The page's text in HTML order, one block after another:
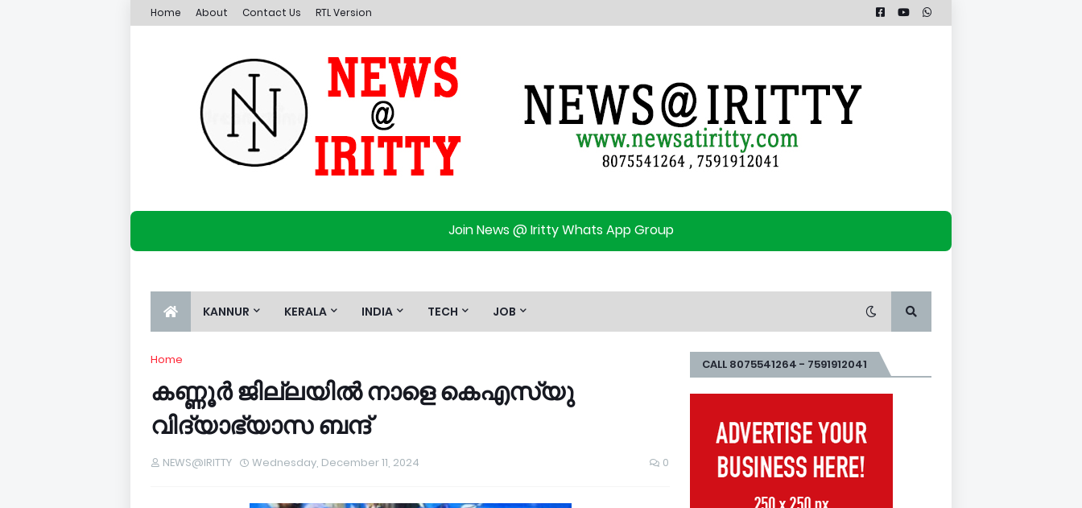
Home About Contact Us RTL Version
Join News @ Iritty Whats App Group
KANNUR KERALA INDIA TECH JOB
Home
കണ്ണൂർ ജില്ലയിൽ നാളെ കെഎസ്‌യു
വിദ്യാഭ്യാസ ബന്ദ്
NEWS@IRITTY Wednesday, December 11, 2024 0
CALL 8075541264 - 7591912041